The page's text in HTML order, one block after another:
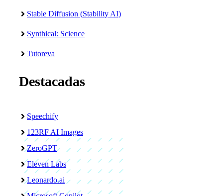
Stable Diffusion (Stability AI)
Synthical: Science
Tutoreva
Destacadas
Speechify
123RF AI Images
ZeroGPT
Eleven Labs
Leonardo.ai